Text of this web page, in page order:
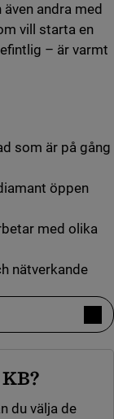
andra med
vill starta en
– är varmt
som är på gång
öppen
med olika
nätverkande
du välja de